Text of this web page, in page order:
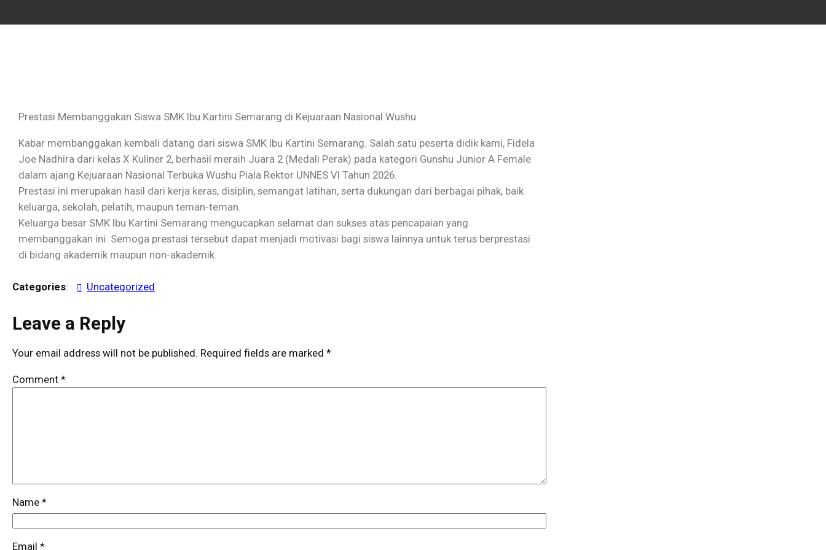
Prestasi Membanggakan Siswa SMK Ibu Kartini Semarang di Kejuaraan Nasional Wushu
Kabar membanggakan kembali datang dari siswa SMK Ibu Kartini Semarang. Salah satu peserta didik kami, Fidela
Joe Nadhira dari kelas X Kuliner 2, berhasil meraih Juara 2 (Medali Perak) pada kategori Gunshu Junior A Female
dalam ajang Kejuaraan Nasional Terbuka Wushu Piala Rektor UNNES VI Tahun 2026.
Prestasi ini merupakan hasil dari kerja keras, disiplin, semangat latihan, serta dukungan dari berbagai pihak, baik
keluarga, sekolah, pelatih, maupun teman-teman.
Keluarga besar SMK Ibu Kartini Semarang mengucapkan selamat dan sukses atas pencapaian yang
membanggakan ini. Semoga prestasi tersebut dapat menjadi motivasi bagi siswa lainnya untuk terus berprestasi
di bidang akademik maupun non-akademik.
Categories: Uncategorized
Leave a Reply
Your email address will not be published. Required fields are marked *
Comment *
Name *
Email *